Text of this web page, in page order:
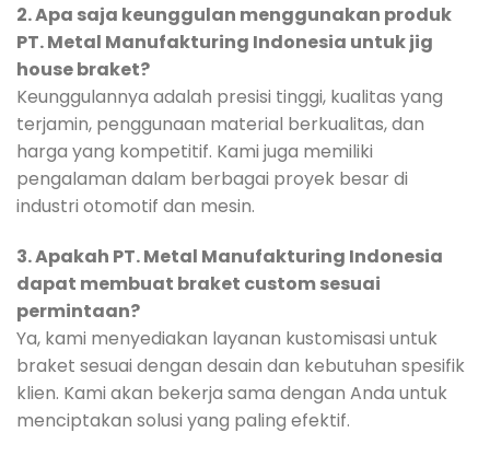
2. Apa saja keunggulan menggunakan produk
PT. Metal Manufakturing Indonesia untuk jig
house braket?
Keunggulannya adalah presisi tinggi, kualitas yang
terjamin, penggunaan material berkualitas, dan
harga yang kompetitif. Kami juga memiliki
pengalaman dalam berbagai proyek besar di
industri otomotif dan mesin.
3. Apakah PT. Metal Manufakturing Indonesia
dapat membuat braket custom sesuai
permintaan?
Ya, kami menyediakan layanan kustomisasi untuk
braket sesuai dengan desain dan kebutuhan spesifik
klien. Kami akan bekerja sama dengan Anda untuk
menciptakan solusi yang paling efektif.